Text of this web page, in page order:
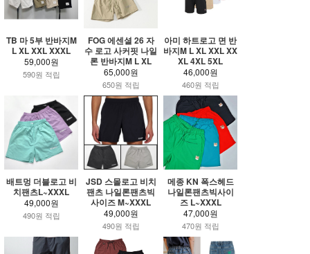
TB 마 5부 반바지M
L XL XXL XXXL
59,000원
590원 적립
FOG 에센셜 26 자
수 로고 사커핏 나일
론 반바지M L XL
65,000원
650원 적립
아미 하트로고 면 반
바지M L XL XXL XX
XL 4XL 5XL
46,000원
460원 적립
배트멍 더블로고 비
치팬츠L~XXXL
49,000원
490원 적립
JSD 스몰로고 비치
팬츠 나일론팬츠빅
사이즈 M~XXXL
49,000원
490원 적립
메종 KN 폭스헤드
나일론팬츠빅사이
즈 L~XXXL
47,000원
470원 적립